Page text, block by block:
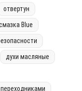
отвертун
Blue
духи масляные